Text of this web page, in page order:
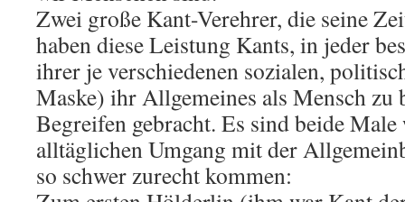
Zwei große Kant-Verehrer, die seine
haben diese Leistung Kants, in jeder
ihrer je verschiedenen sozialen,
Maske) ihr Allgemeines als Mensch zu
Begreifen gebracht. Es sind beide
alltäglichen Umgang mit der
so schwer zurecht kommen: